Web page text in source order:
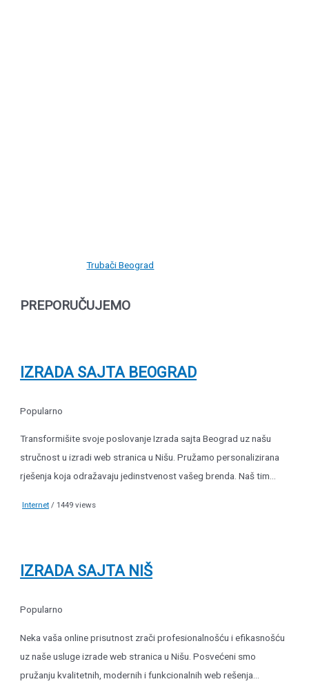
Trubači Beograd
PREPORUČUJEMO
IZRADA SAJTA BEOGRAD
Popularno
Transformišite svoje poslovanje Izrada sajta Beograd uz našu
stručnost u izradi web stranica u Nišu. Pružamo personalizirana
rješenja koja odražavaju jedinstvenost vašeg brenda. Naš tim...
Internet / 1449 views
IZRADA SAJTA NIŠ
Popularno
Neka vaša online prisutnost zrači profesionalnošću i efikasnošću
uz naše usluge izrade web stranica u Nišu. Posvećeni smo
pružanju kvalitetnih, modernih i funkcionalnih web rešenja...